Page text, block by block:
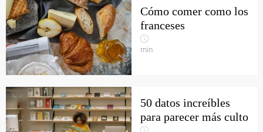
Cómo comer como los
franceses
min
50 datos increíbles
para parecer más culto